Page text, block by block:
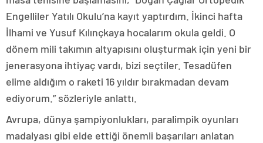
Engelliler Yatılı Okulu’na kayıt yaptırdım. İkinci hafta
İlhami ve Yusuf Kılınçkaya hocalarım okula geldi. O
dönem mili takımın altyapısını oluşturmak için yeni bir
jenerasyona ihtiyaç vardı, bizi seçtiler. Tesadüfen
elime aldığım o raketi 16 yıldır bırakmadan devam
ediyorum.” sözleriyle anlattı.
Avrupa, dünya şampiyonlukları, paralimpik oyunları
madalyası gibi elde ettiği önemli başarıları anlatan